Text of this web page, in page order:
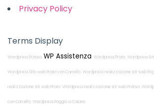
Privacy Policy
Terms Display
Wordpress Pistoia WP Assistenza Wordpress Prato Wordpress
Wordpress Sito web Prato con Carrello Wordpress realizzazione siti web
realizzazione siti web Prato Wordpress realizzazione siti web Pistoia
con Carrello Wordpress Poggio a Caiano